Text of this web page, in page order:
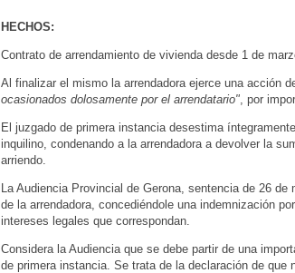
HECHOS:
Contrato de arrendamiento de vivienda desde 1 de
Al finalizar el mismo la arrendadora ejerce una acción
ocasionados dolosamente por el arrendatario", por
El juzgado de primera instancia desestima
inquilino, condenando a la arrendadora a devolver la
arriendo.
La Audiencia Provincial de Gerona, sentencia de 26
de la arrendadora, concediéndole una indemnización
intereses legales que correspondan.
Considera la Audiencia que se debe partir de una
de primera instancia. Se trata de la declaración de que